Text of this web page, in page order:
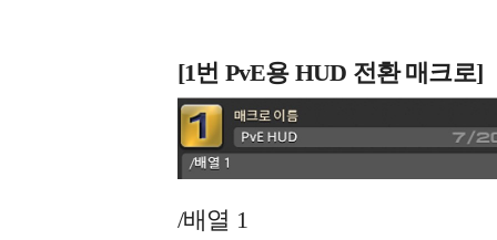
[1번 PvE용 HUD 전환 매크로]
/배열 1